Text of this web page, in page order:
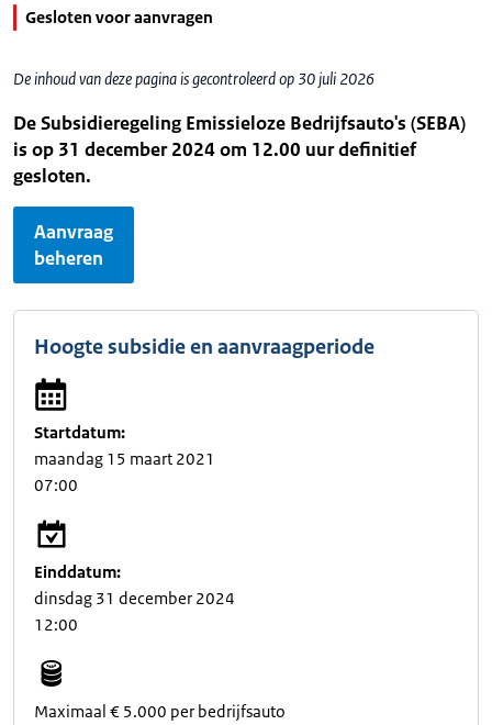
Gesloten voor aanvragen
De inhoud van deze pagina is gecontroleerd op 30 juli 2026
De Subsidieregeling Emissieloze Bedrijfsauto's (SEBA)
is op 31 december 2024 om 12.00 uur definitief
gesloten.
Aanvraag
beheren
Hoogte subsidie en aanvraagperiode
Startdatum:
maandag 15 maart 2021
07:00
Einddatum:
dinsdag 31 december 2024
12:00
Maximaal € 5.000 per bedrijfsauto